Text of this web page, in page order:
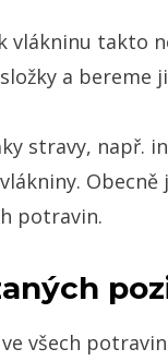
vlákninu takto
a bereme
stravy, např.
Obecně
potravin.
všech